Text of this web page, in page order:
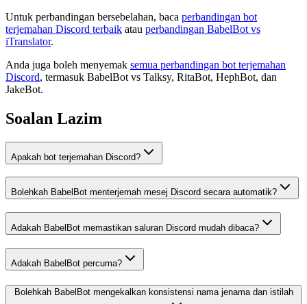
Untuk perbandingan bersebelahan, baca perbandingan bot
terjemahan Discord terbaik atau perbandingan BabelBot vs
iTranslator.
Anda juga boleh menyemak semua perbandingan bot terjemahan
Discord, termasuk BabelBot vs Talksy, RitaBot, HephBot, dan
JakeBot.
Soalan Lazim
Apakah bot terjemahan Discord?
Bolehkah BabelBot menterjemah mesej Discord secara automatik?
Adakah BabelBot memastikan saluran Discord mudah dibaca?
Adakah BabelBot percuma?
Bolehkah BabelBot mengekalkan konsistensi nama jenama dan istilah